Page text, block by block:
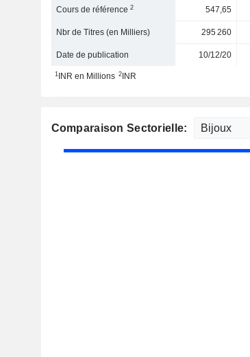
Cours de référence2 547,65
Nbr de Titres (en Milliers) 295 260
Date de publication 10/12/20
1INR en Millions 2INR
Comparaison Sectorielle: